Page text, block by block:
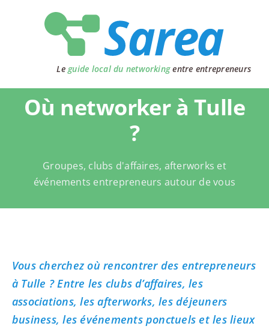
Le guide local du networkingentre entrepreneurs
Où networker à Tulle
?
Groupes, clubs d'affaires, afterworks et
événements entrepreneurs autour de vous
Vous cherchez où rencontrer des entrepreneurs
à Tulle ? Entre les clubs d’affaires, les
associations, les afterworks, les déjeuners
business, les événements ponctuels et les lieux